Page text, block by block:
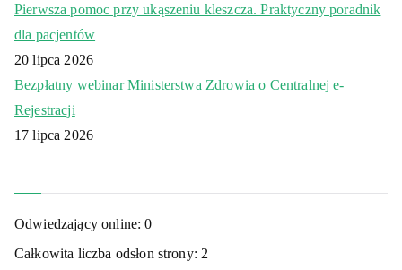
Pierwsza pomoc przy ukąszeniu kleszcza. Praktyczny poradnik
dla pacjentów
20 lipca 2026
Bezpłatny webinar Ministerstwa Zdrowia o Centralnej e-
Rejestracji
17 lipca 2026
Odwiedzający online:0
Całkowita liczba odsłon strony: 2